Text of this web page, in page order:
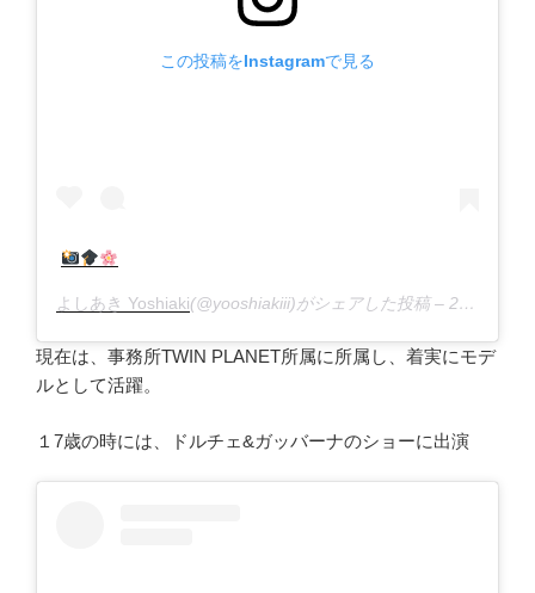
この投稿をInstagramで見る
よしあき Yoshiaki(@yooshiakiii)がシェアした投稿 – 2020年 3月月22日午前3時43分PDT
現在は、事務所TWIN PLANET所属に所属し、着実にモデ
ルとして活躍。
１7歳の時には、ドルチェ&ガッバーナのショーに出演